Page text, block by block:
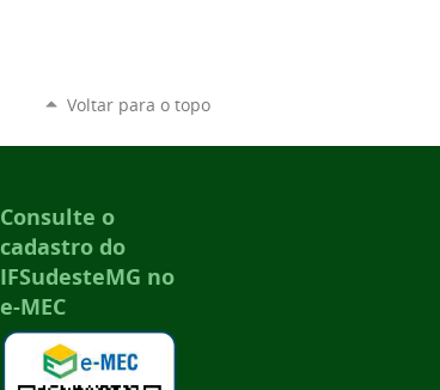
Voltar para o topo
Consulte o
cadastro do
IFSudesteMG no
e-MEC